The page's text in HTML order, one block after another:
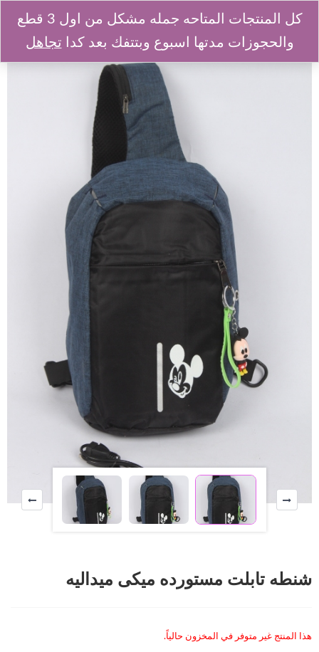
شنطه تابلت مستورده ميكى ميداليه
هذا المنتج غير متوفر في المخزون حالياً.
كل المنتجات المتاحه جمله مشكل من اول 3 قطع
والحجوزات مدتها اسبوع وبتتفك بعد كدا تجاهل